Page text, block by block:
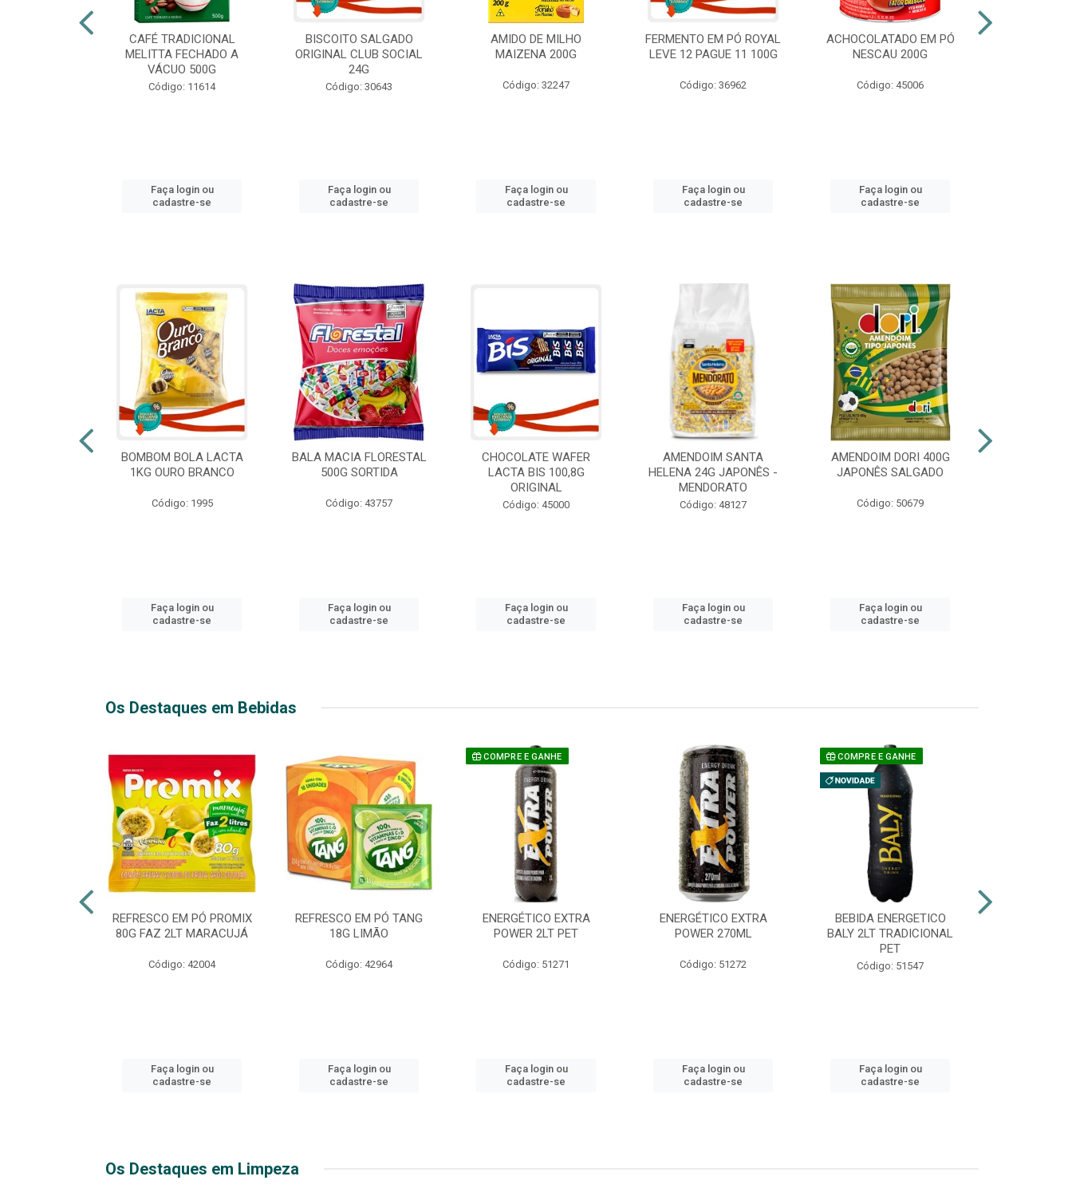
CAFÉ TRADICIONAL
MELITTA FECHADO A
VÁCUO 500G
Código: 11614
Faça login ou
cadastre-se
BISCOITO SALGADO
ORIGINAL CLUB SOCIAL
24G
Código: 30643
Faça login ou
cadastre-se
AMIDO DE MILHO
MAIZENA 200G
Código: 32247
Faça login ou
cadastre-se
FERMENTO EM PÓ ROYAL
LEVE 12 PAGUE 11 100G
Código: 36962
Faça login ou
cadastre-se
ACHOCOLATADO EM PÓ
NESCAU 200G
Código: 45006
Faça login ou
cadastre-se
BOMBOM BOLA LACTA
1KG OURO BRANCO
Código: 1995
Faça login ou
cadastre-se
BALA MACIA FLORESTAL
500G SORTIDA
Código: 43757
Faça login ou
cadastre-se
CHOCOLATE WAFER
LACTA BIS 100,8G
ORIGINAL
Código: 45000
Faça login ou
cadastre-se
AMENDOIM SANTA
HELENA 24G JAPONÊS -
MENDORATO
Código: 48127
Faça login ou
cadastre-se
AMENDOIM DORI 400G
JAPONÊS SALGADO
Código: 50679
Faça login ou
cadastre-se
Os Destaques em Bebidas
REFRESCO EM PÓ PROMIX
80G FAZ 2LT MARACUJÁ
Código: 42004
Faça login ou
cadastre-se
REFRESCO EM PÓ TANG
18G LIMÃO
Código: 42964
Faça login ou
cadastre-se
COMPRE E GANHE
ENERGÉTICO EXTRA
POWER 2LT PET
Código: 51271
Faça login ou
cadastre-se
ENERGÉTICO EXTRA
POWER 270ML
Código: 51272
Faça login ou
cadastre-se
COMPRE E GANHE
BEBIDA ENERGETICO
BALY 2LT TRADICIONAL
PET
Código: 51547
Faça login ou
cadastre-se
Os Destaques em Limpeza